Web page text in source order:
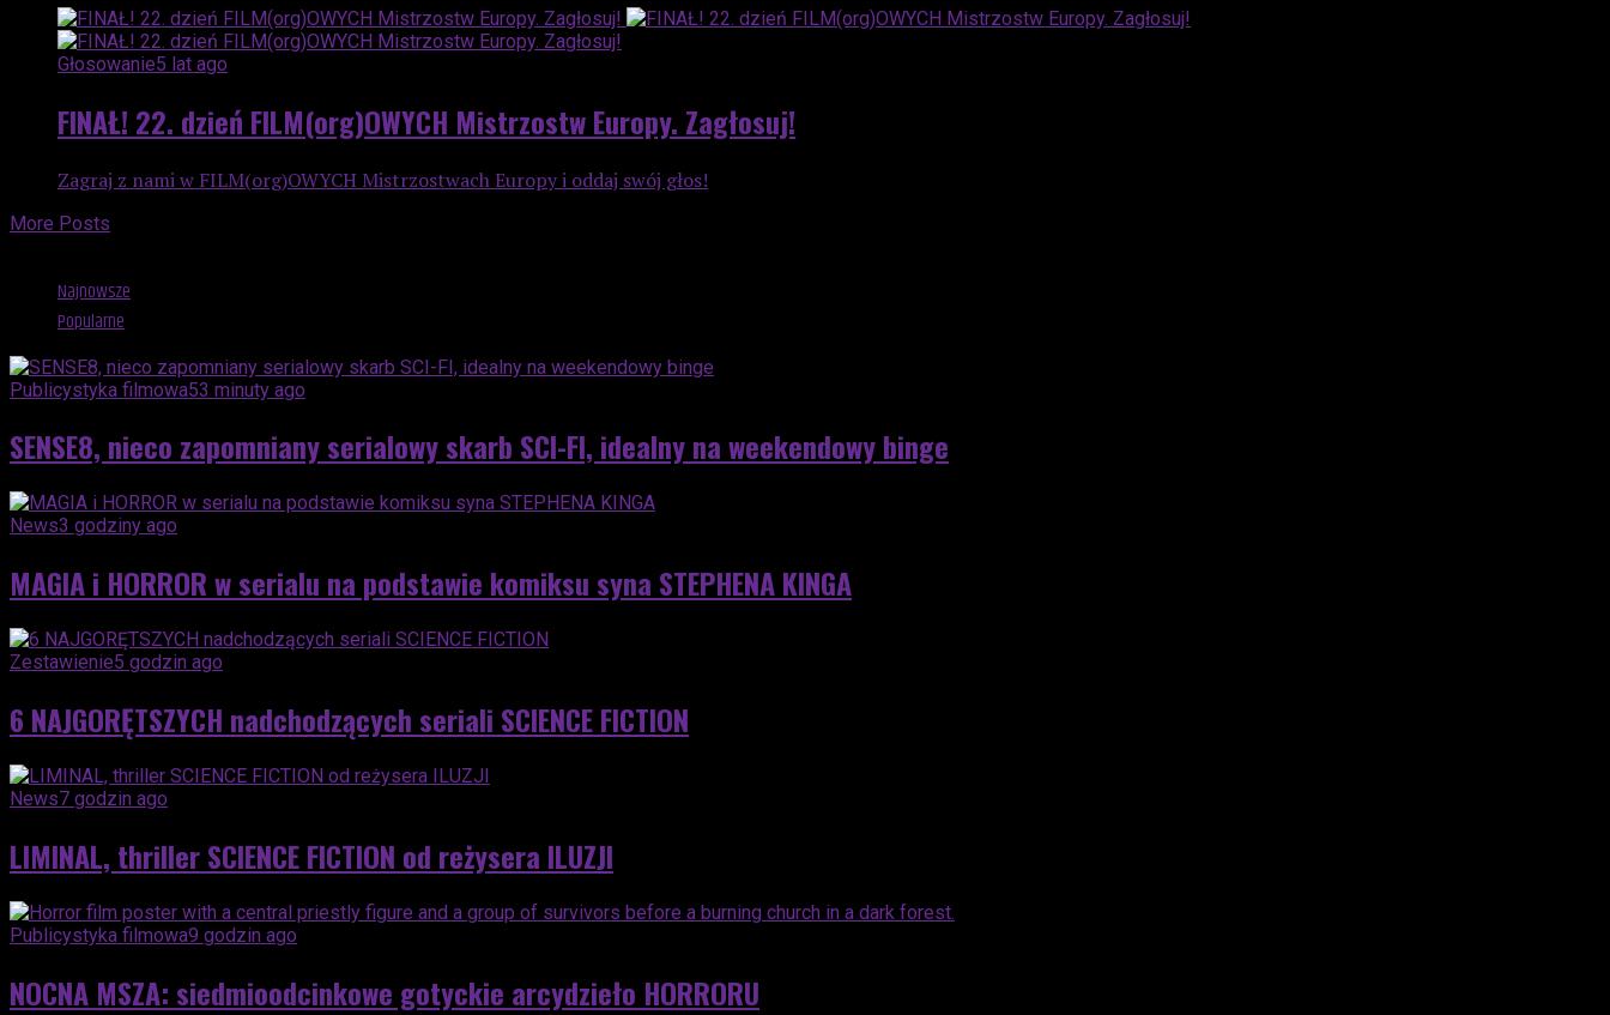
Głosowanie5 lat ago
FINAŁ! 22. dzień FILM(org)OWYCH Mistrzostw Europy. Zagłosuj!
Zagraj z nami w FILM(org)OWYCH Mistrzostwach Europy i oddaj swój głos!
More Posts
Najnowsze
Popularne
Publicystyka filmowa53 minuty ago
SENSE8, nieco zapomniany serialowy skarb SCI-FI, idealny na weekendowy binge
News3 godziny ago
MAGIA i HORROR w serialu na podstawie komiksu syna STEPHENA KINGA
Zestawienie5 godzin ago
6 NAJGORĘTSZYCH nadchodzących seriali SCIENCE FICTION
News7 godzin ago
LIMINAL, thriller SCIENCE FICTION od reżysera ILUZJI
Publicystyka filmowa9 godzin ago
NOCNA MSZA: siedmioodcinkowe gotyckie arcydzieło HORRORU